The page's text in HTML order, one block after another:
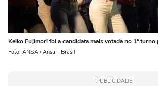
Keiko Fujimori foi a candidata mais votada no 1º
Foto: ANSA / Ansa - Brasil
PUBLICIDADE